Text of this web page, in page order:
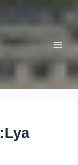
Main
Menu